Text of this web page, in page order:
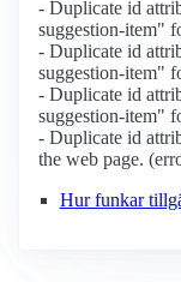
- Duplicate id
suggestion-item"
- Duplicate id
suggestion-item"
- Duplicate id
suggestion-item"
- Duplicate id
the web page.
Hur funkar